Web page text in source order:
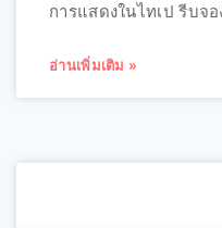
การแสดงในไทเป รีบจอ
อ่านเพิ่มเติม »